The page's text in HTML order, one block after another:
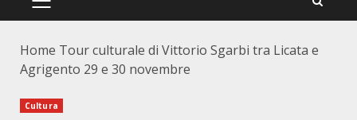
PRIMÄRES
Home Tour culturale di Vittorio Sgarbi tra Licata e
Agrigento 29 e 30 novembre
Cultura